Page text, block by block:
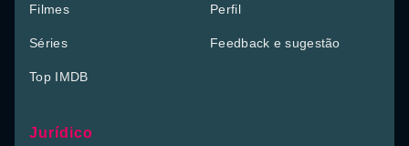
Filmes
Séries
Top IMDB
Perfil
Feedback e sugestão
Jurídico